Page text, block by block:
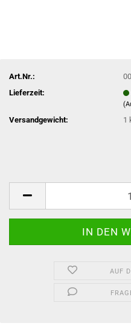
Art.Nr.:
Lieferzeit:
Versandgewicht: 1
AUF